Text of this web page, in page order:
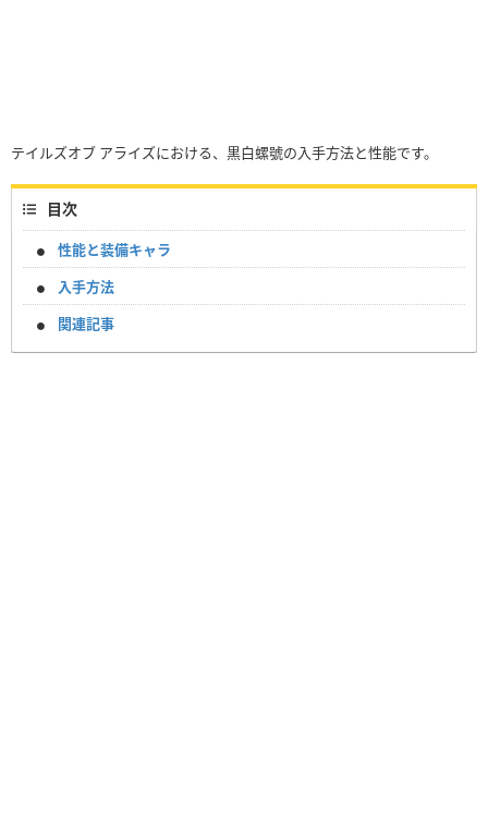
テイルズオブ アライズにおける、黒白螺號の入手方法と性能です。
目次
性能と装備キャラ
入手方法
関連記事